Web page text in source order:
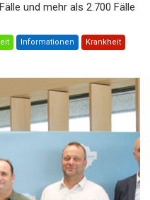
und mehr als 2.700 Fälle
Informationen Krankheit